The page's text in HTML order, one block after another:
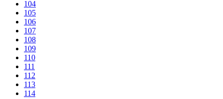
104
105
106
107
108
109
110
111
112
113
114